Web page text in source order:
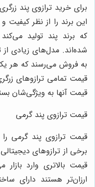
خرید ترازوی پند زرگری
برند را از نظر کیفیت و
برند پند تولید می‌کند
مدل‌های زیادی از
فروش می‌رسند که هر یک
تمامی ترازوهای زرگری
آنها به ویژگی‌شان
ترازوی پند گرمی
ترازوی پند گرمی را
از ترازوهای دیجیتالی
بالاتری وارد بازار
هستند دارای